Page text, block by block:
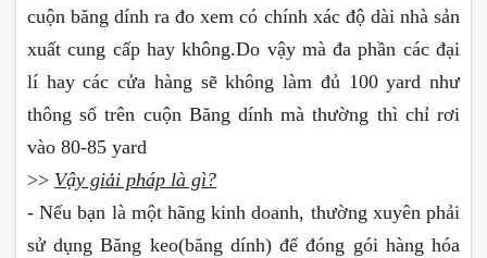
cuộn băng dính ra đo xem có chính xác độ dài nhà sản
xuất cung cấp hay không.Do vậy mà đa phần các đại
lí hay các cửa hàng sẽ không làm đủ 100 yard như
thông số trên cuộn Băng dính mà thường thì chỉ rơi
vào 80-85 yard
>> Vậy giải pháp là gì?
- Nếu bạn là một hãng kinh doanh, thường xuyên phải
sử dụng Băng keo(băng dính) để đóng gói hàng hóa